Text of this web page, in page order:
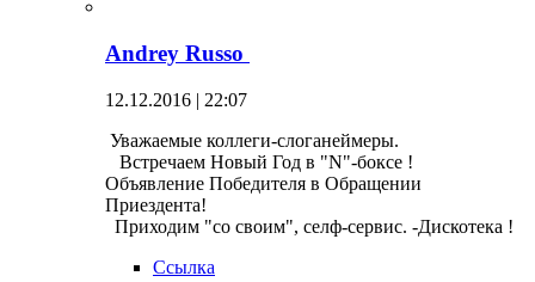
Andrey Russo
12.12.2016 | 22:07
Уважаемые коллеги-слоганеймеры.
Встречаем Новый Год в "N"-боксе !
Объявление Победителя в Обращении
Приездента!
Приходим "со своим", селф-сервис. -Дискотека !
Ссылка